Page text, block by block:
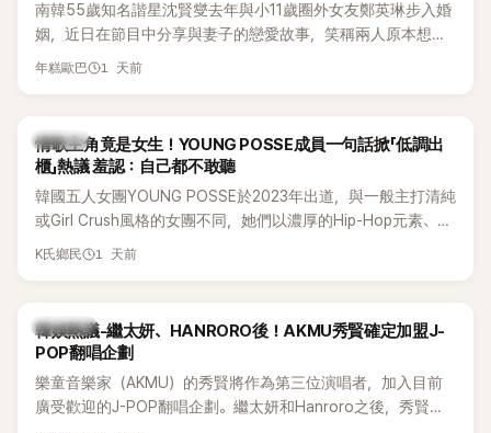
南韓55歲知名諧星沈賢燮去年與小11歲圈外女友鄭英琳步入婚
姻，近日在節目中分享與妻子的戀愛故事，笑稱兩人原本想享
受兩人世界，沒想到站在飯店門口時竟被路人認出，還一路替
年糕歐巴 1 天前
K-POP
情歌主角竟是女生！YOUNG POSSE成員一句話掀「低調出
櫃」熱議 羞認：自己都不敢聽
韓國五人女團YOUNG POSSE於2023年出道，與一般主打清純
或Girl Crush風格的女團不同，她們以濃厚的Hip-Hop元素、自
創Rap及成員親自參與創作為特色，MV也融入美式街頭、塗
為第五代女團中極具辨識度的新生代代表之一。
K氏鄉民 1 天前
熱議討論
韓娛熱議-繼太妍、HANRORO後！AKMU秀賢確定加盟J-
POP翻唱企劃
樂童音樂家（AKMU）的秀賢將作為第三位演唱者，加入目前
廣受歡迎的J-POP翻唱企劃。繼太妍和Hanroro之後，秀賢已